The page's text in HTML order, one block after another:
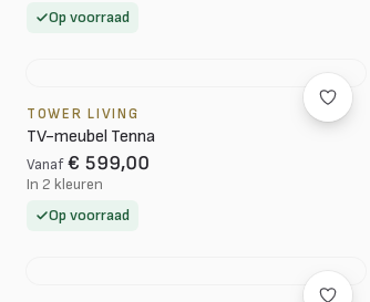
Op voorraad
TOWER LIVING
TV-meubel Tenna
Vanaf € 599,00
In 2 kleuren
Op voorraad